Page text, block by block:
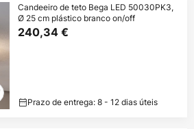
Candeeiro de teto Bega LED 50030PK3,
Ø 25 cm plástico branco on/off
240,34 €
Prazo de entrega: 8 - 12 dias úteis